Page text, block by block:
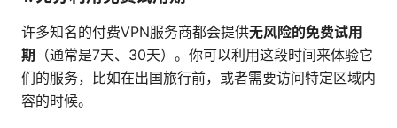
许多知名的付费VPN服务商都会提供无风险的免费试用
期 （通常是7天、30天）。你可以利用这段时间来体验它
们的服务，比如在出国旅行前，或者需要访问特定区域内
容的时候。